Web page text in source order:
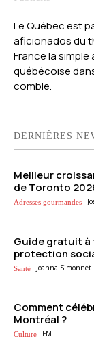
Le Québec est
aficionados du
France la simple
québécoise
comble.
DERNIÈRES
Meilleur
de Toronto
Adresses gourmandes
Guide gratuit à
protection
Santé Joanna Simonnet
Comment
Montréal ?
Culture FM